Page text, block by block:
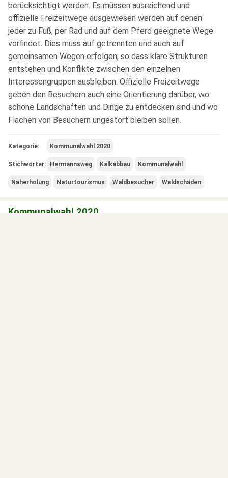
berücksichtigt werden. Es müssen ausreichend und
offizielle Freizeitwege ausgewiesen werden auf denen
jeder zu Fuß, per Rad und auf dem Pferd geeignete Wege
vorfindet. Dies muss auf getrennten und auch auf
gemeinsamen Wegen erfolgen, so dass klare Strukturen
entstehen und Konflikte zwischen den einzelnen
Interessengruppen ausbleiben. Offizielle Freizeitwege
geben den Besuchern auch eine Orientierung darüber, wo
schöne Landschaften und Dinge zu entdecken sind und wo
Flächen von Besuchern ungestört bleiben sollen.
Kategorie: Kommunalwahl 2020
Stichwörter: Hermannsweg Kalkabbau Kommunalwahl
Naherholung Naturtourismus Waldbesucher Waldschäden
Kommunalwahl 2020